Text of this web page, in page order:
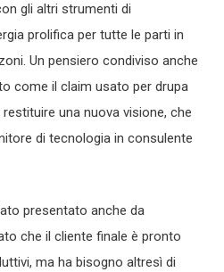
gli altri strumenti di
prolifica per tutte le parti in
Un pensiero condiviso anche
come il claim usato per drupa
restituire una nuova visione, che
di tecnologia in consulente
presentato anche da
che il cliente finale è pronto
ma ha bisogno altresì di